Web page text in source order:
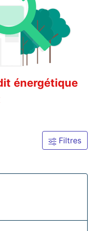
énergétique
Filtres